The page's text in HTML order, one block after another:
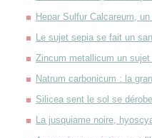
Hepar Sulfur Calcareum,
Le sujet sepia se fait un
Zincum metallicum un
Natrum carbonicum : la
Silicea sent le sol se
La jusquiame noire,